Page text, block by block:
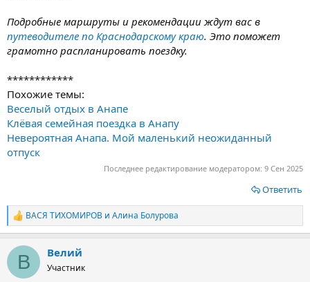
Подробные маршруты и рекомендации ждут вас в
путеводителе по Краснодарскому краю. Это поможет
грамотно распланировать поездку.
************
Похожие темы:
Веселый отдых в Анапе
Клёвая семейная поездка в Анапу
Невероятная Анапа. Мой маленький неожиданный
отпуск
Последнее редактирование модератором: 9 Сен 2025
Ответить
Р
е
к
и
ВАСЯ ТИХОМИРОВ и Алина Болурова
В Велий
Участник